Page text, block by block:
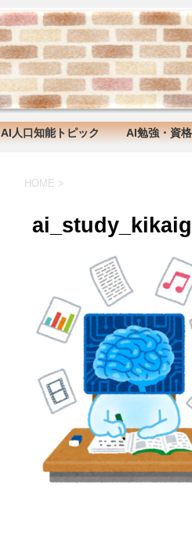
AI人口知能トピック AI勉強・資格
HOME >